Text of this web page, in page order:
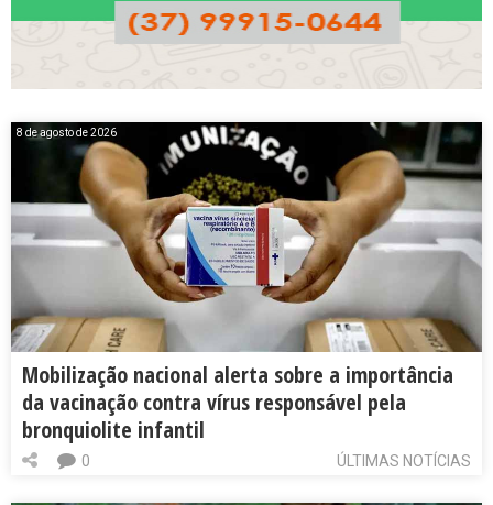
8 de agosto de 2026
Mobilização nacional alerta sobre a importância
da vacinação contra vírus responsável pela
bronquiolite infantil
ÚLTIMAS NOTÍCIAS
0